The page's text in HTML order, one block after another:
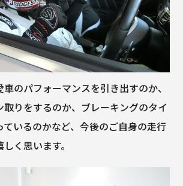
のパフォーマンスを引き出すのか、
取りをするのか、ブレーキングのタイ
ているのかなど、今後のご自身の走行
く思います。